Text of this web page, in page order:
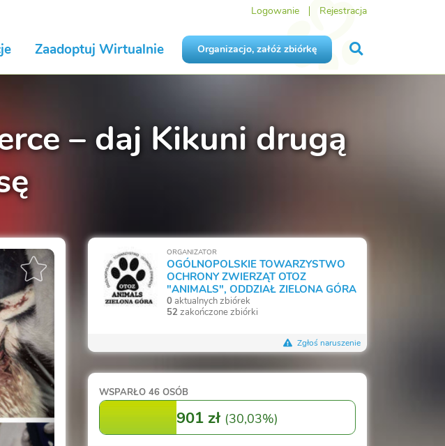
Logowanie Rejestracja
Zaadoptuj Wirtualnie Organizacjo, załóż zbiórkę
– daj Kikuni drugą
ORGANIZATOR
OGÓLNOPOLSKIE TOWARZYSTWO
OCHRONY ZWIERZĄT OTOZ
"ANIMALS", ODDZIAŁ ZIELONA GÓRA
0aktualnych zbiórek
52 zakończone zbiórki
Zgłoś naruszenie
WSPARŁO 46 OSÓB
901 zł (30,03%)